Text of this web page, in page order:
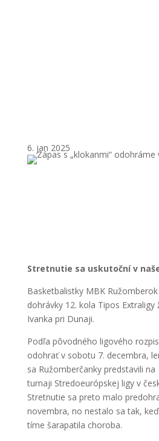
6. jan 2025
Stretnutie sa uskutoční v
Basketbalistky MBK
dohrávky 12. kola Tipos Extraligy
Ivanka pri Dunaji.
Podľa pôvodného ligového
odohrať v sobotu 7. decembra,
sa Ružomberčanky predstavili na
turnaji Stredoeurópskej ligy v
Stretnutie sa preto malo
novembra, no nestalo sa tak,
tíme šarapatila choroba.